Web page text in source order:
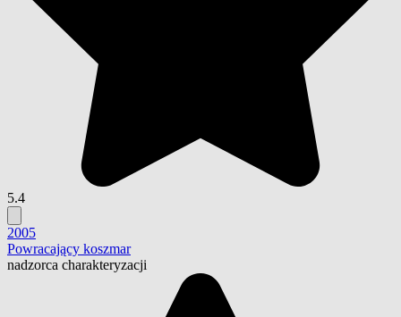
5.4
2005
Powracający koszmar
nadzorca charakteryzacji